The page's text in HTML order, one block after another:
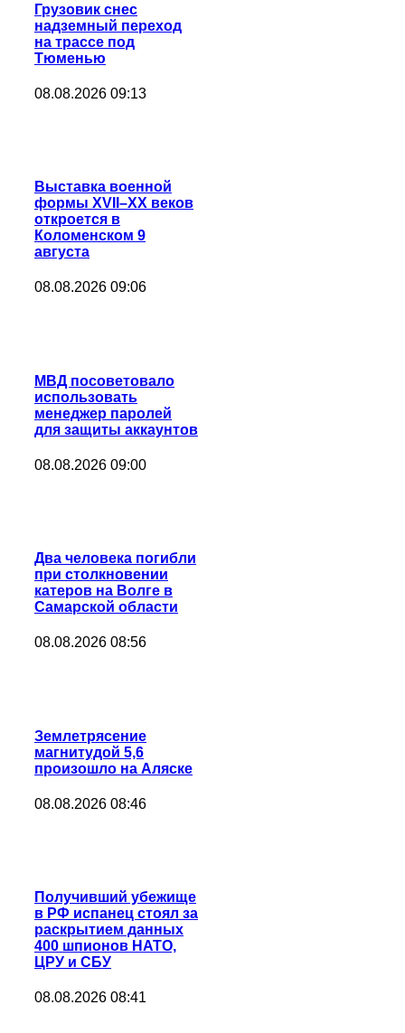
Грузовик снес
надземный переход
на трассе под
Тюменью
08.08.2026 09:13
Выставка военной
формы XVII–XX веков
откроется в
Коломенском 9
августа
08.08.2026 09:06
МВД посоветовало
использовать
менеджер паролей
для защиты аккаунтов
08.08.2026 09:00
Два человека погибли
при столкновении
катеров на Волге в
Самарской области
08.08.2026 08:56
Землетрясение
магнитудой 5,6
произошло на Аляске
08.08.2026 08:46
Получивший убежище
в РФ испанец стоял за
раскрытием данных
400 шпионов НАТО,
ЦРУ и СБУ
08.08.2026 08:41